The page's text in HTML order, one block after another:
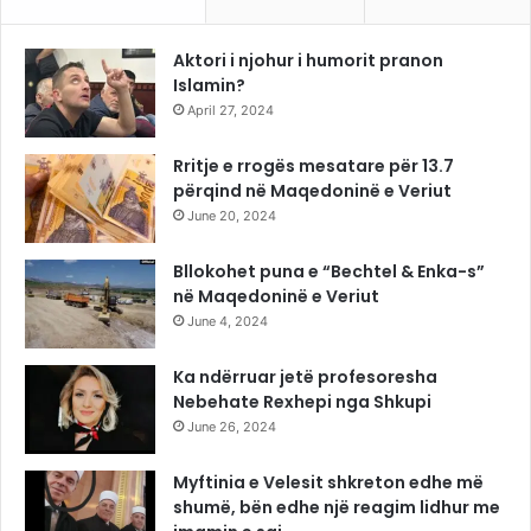
Aktori i njohur i humorit pranon
Islamin?
April 27, 2024
Rritje e rrogës mesatare për 13.7
përqind në Maqedoninë e Veriut
June 20, 2024
Bllokohet puna e “Bechtel & Enka-s”
në Maqedoninë e Veriut
June 4, 2024
Ka ndërruar jetë profesoresha
Nebehate Rexhepi nga Shkupi
June 26, 2024
Myftinia e Velesit shkreton edhe më
shumë, bën edhe një reagim lidhur me